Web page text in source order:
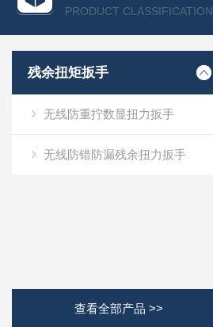
PRODUCT CLASSIFICATION
残余扭矩扳手
无线防重拧数显扭力扳手
无线防错防漏残余扭力扳手
查看全部产品 >>